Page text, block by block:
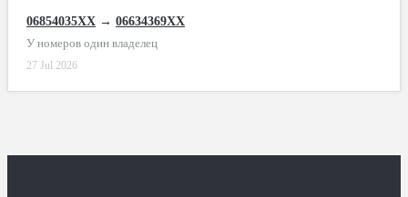
06854035XX → 06634369XX
У номеров один владелец
27 Jul 2026